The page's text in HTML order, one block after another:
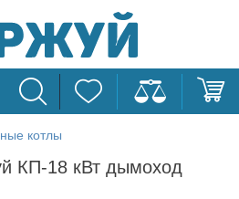
котлы
КП-18 кВт дымоход